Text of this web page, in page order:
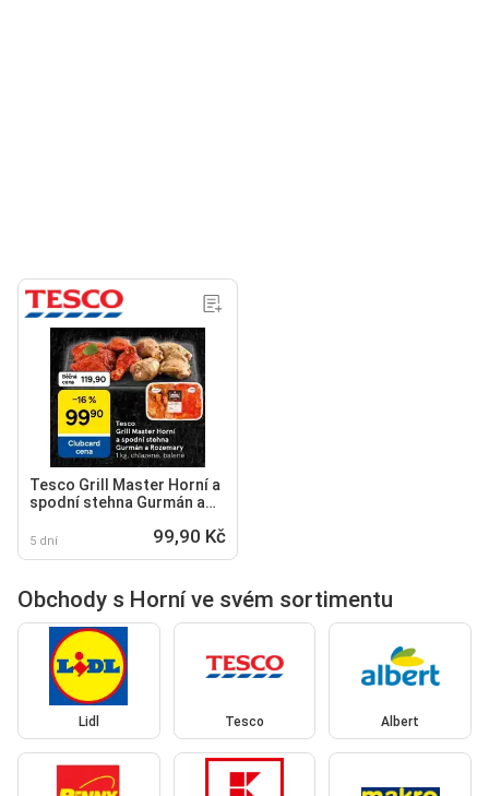
Tesco Grill Master Horní a
spodní stehna Gurmán a
5 dní 99,90 Kč
Obchody s Horní ve svém sortimentu
Lidl Tesco Albert